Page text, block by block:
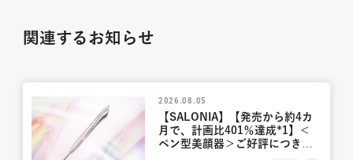
関連するお知らせ
2026.08.05
【SALONIA】【発売から約4カ
月で、計画比401％達成*1】＜
ペン型美顔器＞ご好評につき新